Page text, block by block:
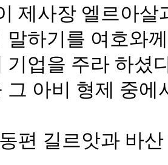
제사장 엘르아
말하기를 여호와
기업을 주라 하셨
그 아비 형제 중에
편 길르앗과 바